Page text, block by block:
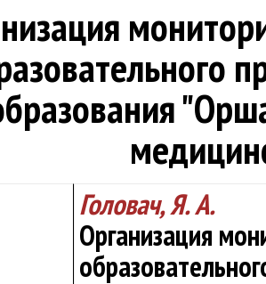
Головач, Я. А.
Организация